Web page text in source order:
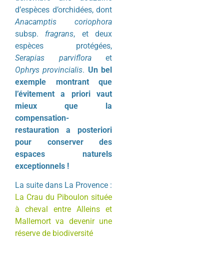
d’espèces d’orchidées, dont
Anacamptis coriophora
subsp. fragrans, et deux
espèces protégées,
Serapias parvifloraet
Ophrys provincialis. Un bel
exemple montrant que
l’évitement a priori vaut
mieux que la
compensation-
restauration a posteriori
pour conserver des
espaces naturels
exceptionnels !
La suite dans La Provence :
La Crau du Piboulon située
à cheval entre Alleins et
Mallemort va devenir une
réserve de biodiversité